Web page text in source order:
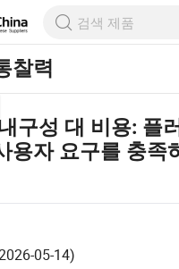
찰력
에서 더 많은 인기 기
구성 대 비용: 플
용자 요구를 충족
05-14)